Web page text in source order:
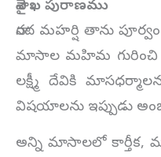
వైశాఖ పురాణము
నారద మహర్షి తాను పూర్వం
మాసాల మహిమ గురించి
లక్ష్మీ దేవికి
విషయాలను ఇప్పుడు
అన్ని మాసాలలో కార్తీక,